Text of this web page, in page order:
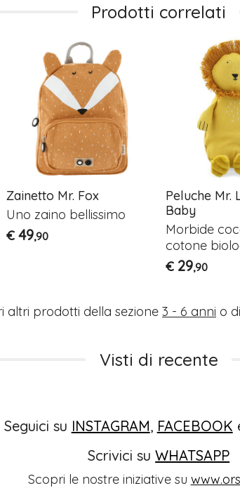
Prodotti correlati
Zainetto Mr. Fox
Uno zaino bellissimo
€ 49,90
Peluche Mr.
Baby
Morbide
cotone
€ 29,90
altri prodotti della sezione 3 - 6 anni o di
Visti di recente
Seguici su INSTAGRAM, FACEBOOK
Scrivici suWHATSAPP
Scopri le nostre iniziative su